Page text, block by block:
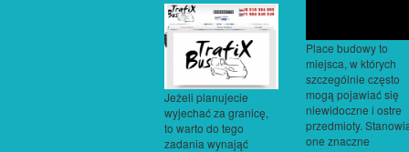
Jeżeli planujecie
wyjechać za granicę,
to warto do tego
zadania wynająć
Place budowy to
miejsca, w których
szczególnie często
mogą pojawiać się
niewidoczne i ostre
przedmioty.
one znaczne